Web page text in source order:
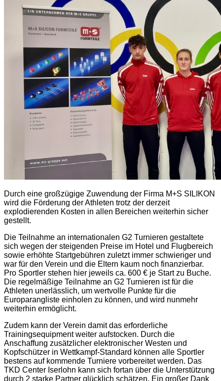
Durch eine großzügige Zuwendung der Firma M+S SILIKON
wird die Förderung der Athleten trotz der derzeit
explodierenden Kosten in allen Bereichen weiterhin sicher
gestellt.
Die Teilnahme an internationalen G2 Turnieren gestaltete
sich wegen der steigenden Preise im Hotel und Flugbereich
sowie erhöhte Startgebühren zuletzt immer schwieriger und
war für den Verein und die Eltern kaum noch finanzierbar.
Pro Sportler stehen hier jeweils ca. 600 € je Start zu Buche.
Die regelmäßige Teilnahme an G2 Turnieren ist für die
Athleten unerlässlich, um wertvolle Punkte für die
Europarangliste einholen zu können, und wird nunmehr
weiterhin ermöglicht.
Zudem kann der Verein damit das erforderliche
Trainingsequipment weiter aufstocken. Durch die
Anschaffung zusätzlicher elektronischer Westen und
Kopfschützer in Wettkampf-Standard können alle Sportler
bestens auf kommende Turniere vorbereitet werden. Das
TKD Center Iserlohn kann sich fortan über die Unterstützung
durch 2 starke Partner glücklich schätzen. Ein großer Dank